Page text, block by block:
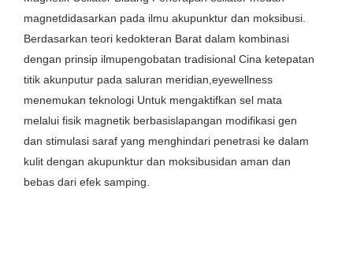
magnetdidasarkan pada ilmu akupunktur dan moksibusi.
Berdasarkan teori kedokteran Barat dalam kombinasi
dengan prinsip ilmupengobatan tradisional Cina ketepatan
titik akunputur pada saluran meridian,eyewellness
menemukan teknologi Untuk mengaktifkan sel mata
melalui fisik magnetik berbasis lapangan modifikasi gen
dan stimulasi saraf yang menghindari penetrasi ke dalam
kulit dengan akupunktur dan moksibusidan aman dan
bebas dari efek samping.